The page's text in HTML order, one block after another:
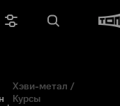
Хэви-метал /
Курсы